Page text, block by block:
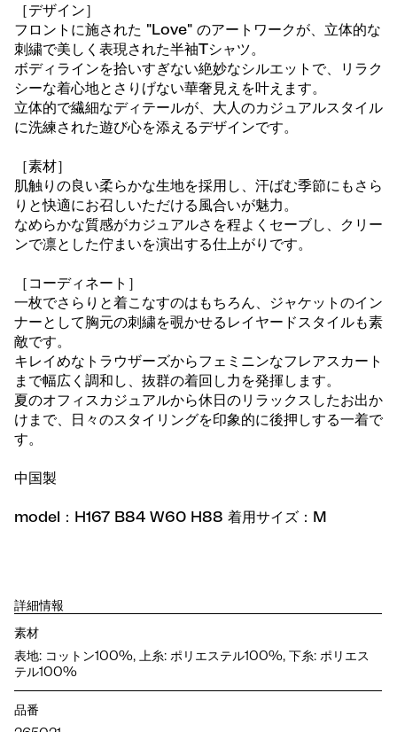
［デザイン］
フロントに施された "Love" のアートワークが、立体的な
刺繍で美しく表現された半袖Tシャツ。
ボディラインを拾いすぎない絶妙なシルエットで、リラク
シーな着心地とさりげない華奢見えを叶えます。
立体的で繊細なディテールが、大人のカジュアルスタイル
に洗練された遊び心を添えるデザインです。
［素材］
肌触りの良い柔らかな生地を採用し、汗ばむ季節にもさら
りと快適にお召しいただける風合いが魅力。
なめらかな質感がカジュアルさを程よくセーブし、クリー
ンで凛とした佇まいを演出する仕上がりです。
［コーディネート］
一枚でさらりと着こなすのはもちろん、ジャケットのイン
ナーとして胸元の刺繍を覗かせるレイヤードスタイルも素
敵です。
キレイめなトラウザーズからフェミニンなフレアスカート
まで幅広く調和し、抜群の着回し力を発揮します。
夏のオフィスカジュアルから休日のリラックスしたお出か
けまで、日々のスタイリングを印象的に後押しする一着で
す。
中国製
model：H167 B84 W60 H88 着用サイズ：M
詳細情報
素材
表地: コットン100%, 上糸: ポリエステル100%, 下糸: ポリエス
テル100%
品番